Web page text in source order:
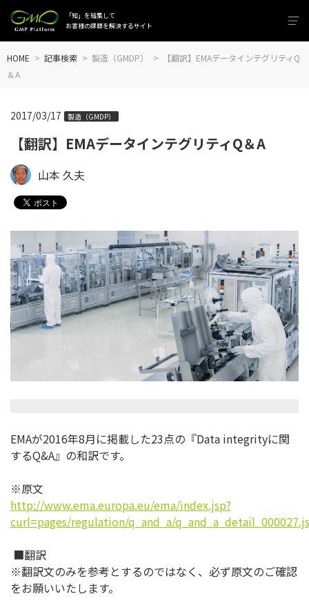
「知」を結集して
お客様の課題を解決するサイト
HOME 記事検索 製造（GMDP）
【翻訳】EMAデータインテグリティQ
＆A
【翻訳】EMAデータインテグリティQ＆A
2017/03/17 製造（GMDP）
山本 久夫
EMAが2016年8月に掲載した23点の『Data integrityに関
するQ&A』の和訳です。
※原文
http://www.ema.europa.eu/ema/index.jsp?
curl=pages/regulation/q_and_a/
■翻訳
※翻訳文のみを参考とするのではなく、必ず原文のご確認
をお願いいたします。